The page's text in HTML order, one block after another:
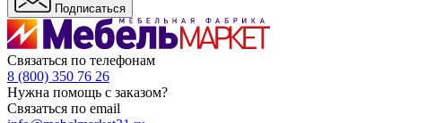
Подписаться
Связаться по телефонам
8 (800) 350 76 26
Нужна помощь с заказом?
Связаться по email